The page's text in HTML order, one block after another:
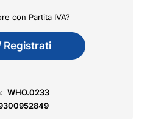
con Partita IVA?
Registrati
WHO.0233